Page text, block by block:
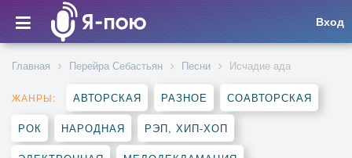
Вход
Главная Перейра Себастьян Песни Исчадие ада
ЖАНРЫ: АВТОРСКАЯ РАЗНОЕ СОАВТОРСКАЯ
РОК НАРОДНАЯ РЭП, ХИП-ХОП